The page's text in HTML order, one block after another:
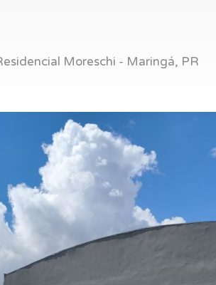
Moreschi - Maringá, PR